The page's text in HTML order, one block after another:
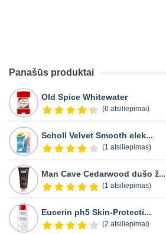
Panašūs produktai
Old Spice Whitewater
(6 atsiliepimai)
Scholl Velvet Smooth elek...
(1 atsiliepimas)
Man Cave Cedarwood dušo ž...
(1 atsiliepimas)
Eucerin ph5 Skin-Protecti...
(2 atsiliepimai)